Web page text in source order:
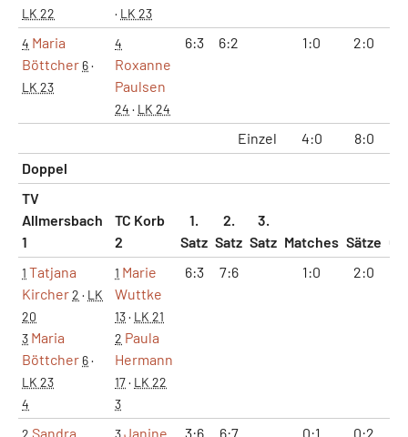
LK 22
· LK 23
4 Maria
Böttcher 6·
LK 23
4
Roxanne
Paulsen
24 · LK 24
6:3 6:2 1:0 2:0
Einzel 4:0 8:0
Doppel
TV
Allmersbach
1
TC Korb
2
1.
Satz
2.
Satz
3.
Satz Matches Sätze
1 Tatjana
Kircher2 · LK
20
3 Maria
Böttcher 6·
LK 23
4
1 Marie
Wuttke
13· LK 21
2 Paula
Hermann
17· LK 22
3
6:3 7:6 1:0 2:0
2 Sandra
3Janine
3:6 6:7 0:1 0:2